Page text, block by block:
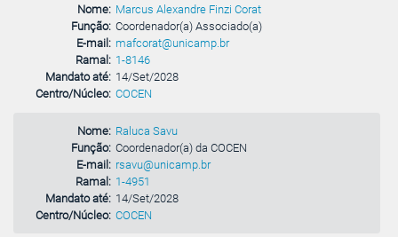
Nome: Marcus Alexandre Finzi Corat
Função: Coordenador(a) Associado(a)
E-mail: mafcorat@unicamp.br
Ramal: 1-8146
Mandato até: 14/Set/2028
Centro/Núcleo: COCEN
Nome: Raluca Savu
Função: Coordenador(a) da COCEN
E-mail: rsavu@unicamp.br
Ramal: 1-4951
Mandato até: 14/Set/2028
Centro/Núcleo: COCEN